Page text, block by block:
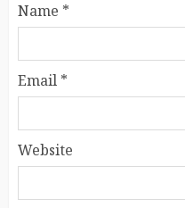
Name *
Email *
Website